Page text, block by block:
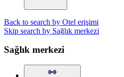
Back to search by Otel erişimi
Skip search by Sağlık merkezi
Sağlık merkezi